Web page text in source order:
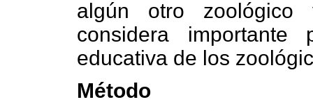
algún otro
considera
educativa de los
Método